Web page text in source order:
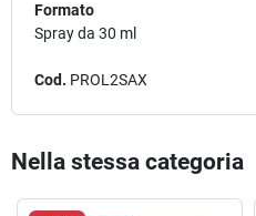
Formato
Spray da 30 ml
Cod. PROL2SAX
Nella stessa categoria